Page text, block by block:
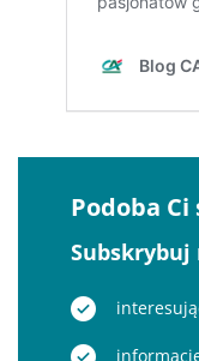
Podoba
Subskrybuj